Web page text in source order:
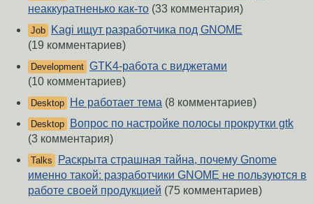
неаккуратненько как-то (33 комментария)
Job
Kagi ищут разработчика под GNOME
(19 комментариев)
Development GTK4-работа с виджетами
(10 комментариев)
Desktop Не работает тема (8 комментариев)
Desktop
Вопрос по настройке полосы прокрутки gtk
(3 комментария)
Talks
Раскрыта страшная тайна, почему Gnome
именно такой: разработчики GNOME не пользуются в
работе своей продукцией (75 комментариев)